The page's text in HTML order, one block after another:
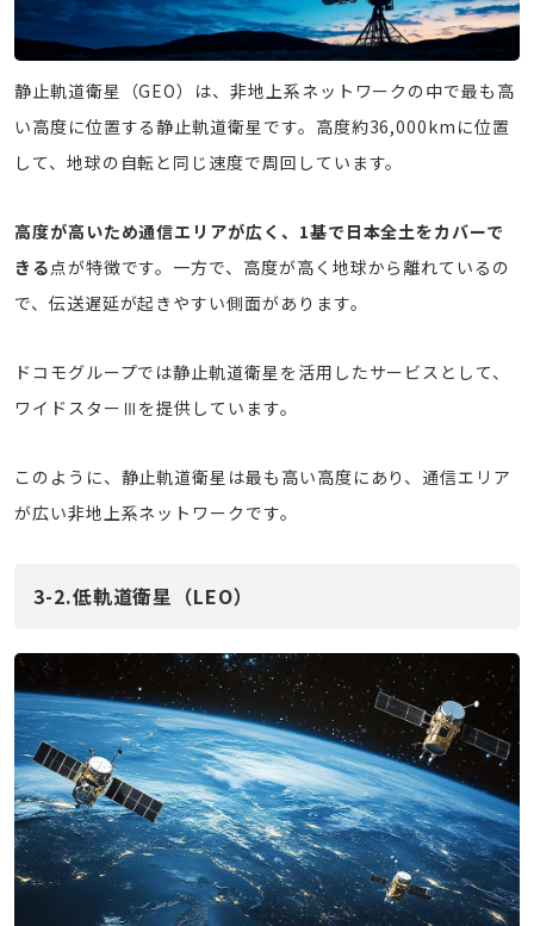
静止軌道衛星（GEO）は、非地上系ネットワークの中で最も高
い高度に位置する静止軌道衛星です。高度約36,000kmに位置
して、地球の自転と同じ速度で周回しています。
高度が高いため通信エリアが広く、1基で日本全土をカバーで
きる点が特徴です。一方で、高度が高く地球から離れているの
で、伝送遅延が起きやすい側面があります。
ドコモグループでは静止軌道衛星を活用したサービスとして、
ワイドスターⅢを提供しています。
このように、静止軌道衛星は最も高い高度にあり、通信エリア
が広い非地上系ネットワークです。
3-2.低軌道衛星（LEO）